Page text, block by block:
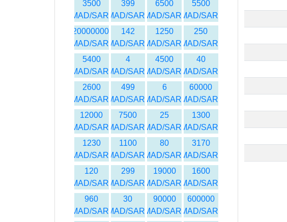
5500
MAD/SAR
6500
MAD/SAR
399
MAD/SAR
3500
MAD/SAR
250
MAD/SAR
1250
MAD/SAR
142
MAD/SAR
20000000
MAD/SAR
40
MAD/SAR
4500
MAD/SAR
4
MAD/SAR
5400
MAD/SAR
60000
MAD/SAR
6
MAD/SAR
499
MAD/SAR
2600
MAD/SAR
1300
MAD/SAR
25
MAD/SAR
7500
MAD/SAR
12000
MAD/SAR
3170
MAD/SAR
80
MAD/SAR
1100
MAD/SAR
1230
MAD/SAR
1600
MAD/SAR
19000
MAD/SAR
299
MAD/SAR
120
MAD/SAR
600000
MAD/SAR
90000
MAD/SAR
30
MAD/SAR
960
MAD/SAR